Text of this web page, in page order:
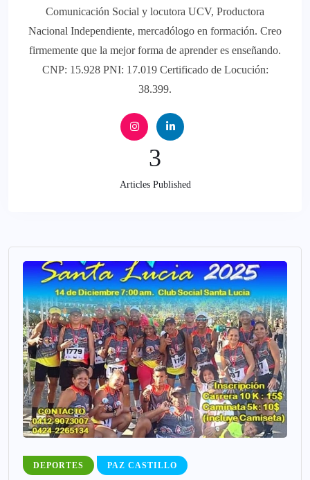
Comunicación Social y locutora UCV, Productora
Nacional Independiente, mercadólogo en formación. Creo
firmemente que la mejor forma de aprender es enseñando.
CNP: 15.928 PNI: 17.019 Certificado de Locución:
38.399.
3
Articles Published
DEPORTES PAZ CASTILLO